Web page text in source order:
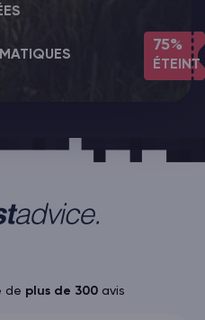
75%
ÉTEINT
de plus de 300avis